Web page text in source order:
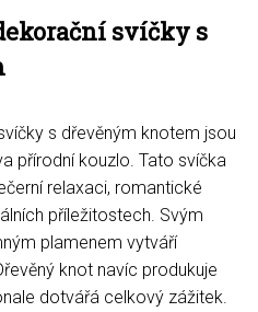
svíčky s
s dřevěným knotem jsou
přírodní kouzlo. Tato svíčka
relaxaci, romantické
příležitostech. Svým
plamenem vytváří
knot navíc produkuje
dotvářá celkový zážitek.